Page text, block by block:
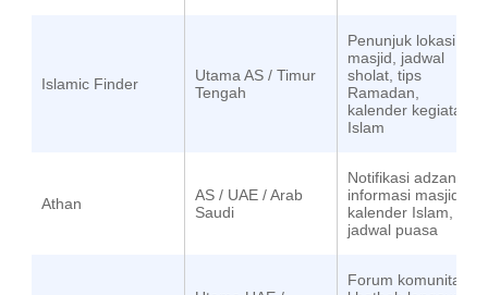
Islamic Finder
Utama AS / Timur
Tengah
Penunjuk lokasi
masjid, jadwal
sholat, tips
Ramadan,
kalender kegiatan
Islam
Athan
AS / UAE / Arab
Saudi
Notifikasi adzan,
informasi masjid,
kalender Islam,
jadwal puasa
Forum komunitas,